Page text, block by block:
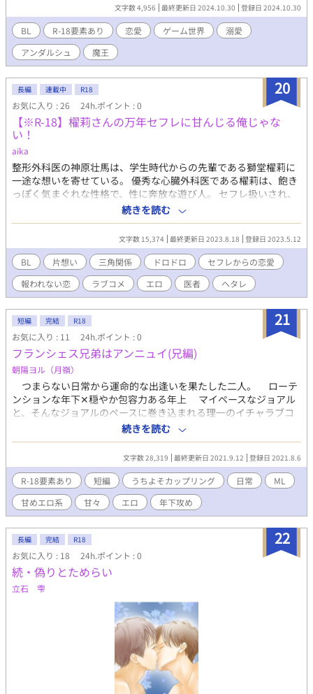
文字数 4,956 最終更新日 2024.10.30 登録日 2024.10.30
BL R-18要素あり 恋愛 ゲーム世界
溺愛
アンダルシュ
魔王
20
長編 連載中 R18
お気に入り : 26 24h.ポイント : 0
【※R-18】櫂莉さんの万年セフレに甘んじる俺じゃな
い！
aika
整形外科医の神原壮馬は、学生時代からの先輩である獅堂櫂莉に
一途な想いを寄せている。 優秀な心臓外科医である櫂莉は、飽き
っぽく気まぐれな性格で、性に奔放な遊び人。 セフレ扱いされ、
こんな関係ではいけないと頭でわかっていても、櫂莉に求められ
ると応えてしまう壮馬。 彼をなんとか振り向かせようと色々な方
法を考えアプローチする、BLストーリー。 壮馬を取り巻く男性た
ちの恋模様や、三角関係、性描写など、描いていく予定です。
（※R-18要素あり）
続きを読む
文字数 15,374 最終更新日 2023.8.18 登録日 2023.5.12
BL 片想い 三角関係 ドロドロ
セフレからの恋愛
報われない恋
ラブコメ エロ 医者 ヘタレ
21
短編 完結 R18
お気に入り : 11 24h.ポイント : 0
フランシェス兄弟はアンニュイ(兄編)
朝陽ヨル（月嶺）
つまらない日常から運命的な出逢いを果たした二人。 ローテ
ンションな年下✕穏やか包容力ある年上 マイペースなジョアル
と、そんなジョアルのペースに巻き込まれる理一のイチャラブコ
メディ。(R18) ※うちよそでやり取りして成立したカップリン
グです。 ざっくりと馴れ初め話と、その後のファンストーリー
を一話完結型の短編で掲載します。季節や時系列などもバラバラ
です。 情報提供、掲載許可はお相手様から頂いてます。 弟編
はこちら
→https://www.alphapolis.co.jp/novel/356592767/553524140
続きを読む
文字数 28,319 最終更新日 2021.9.12 登録日 2021.8.6
R-18要素あり 短編 うちよそカップリング 日常
ML
甘めエロ系
甘々 エロ 年下攻め
22
長編 完結 R18
お気に入り : 18 24h.ポイント : 0
続・偽りとためらい
立石 雫